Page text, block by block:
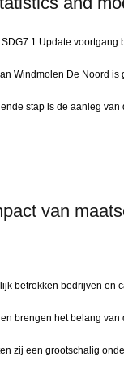
Update
Windmolen De Noord
stap is de aanleg
van
betrokken bedrijven en
brengen het belang
zij een grootschalig